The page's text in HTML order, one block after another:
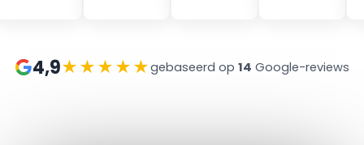
4,9★★★★★gebaseerd op 14 Google-reviews